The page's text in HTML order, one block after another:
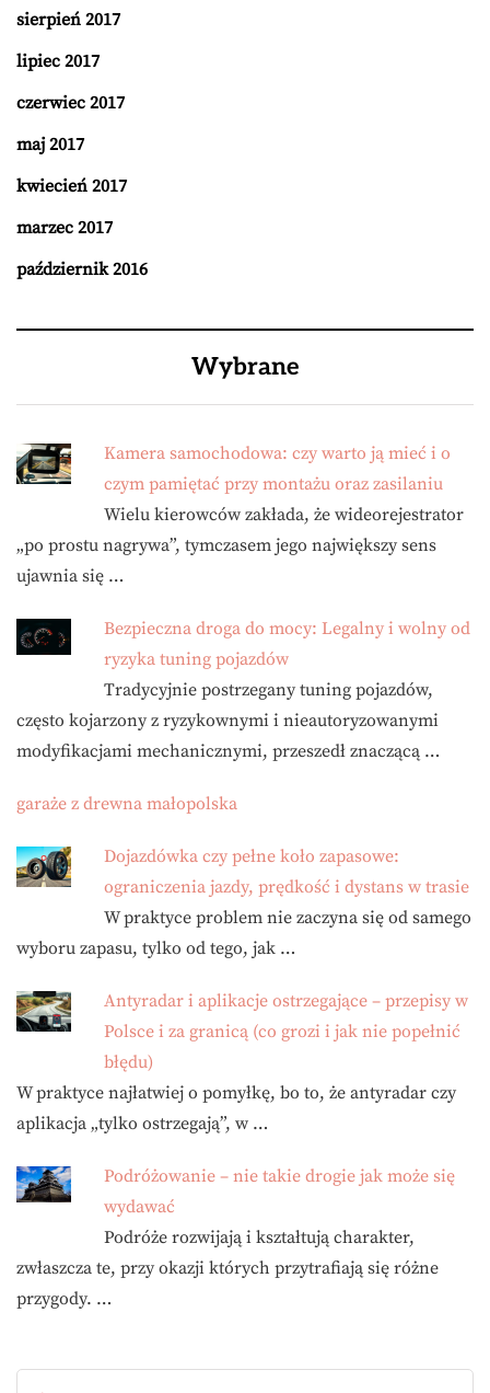
sierpień 2017
lipiec 2017
czerwiec 2017
maj 2017
kwiecień 2017
marzec 2017
październik 2016
Wybrane
Kamera samochodowa: czy warto ją mieć i o
czym pamiętać przy montażu oraz zasilaniu
Wielu kierowców zakłada, że wideorejestrator
„po prostu nagrywa”, tymczasem jego największy sens
ujawnia się …
Bezpieczna droga do mocy: Legalny i wolny od
ryzyka tuning pojazdów
Tradycyjnie postrzegany tuning pojazdów,
często kojarzony z ryzykownymi i nieautoryzowanymi
modyfikacjami mechanicznymi, przeszedł znaczącą …
garaże z drewna małopolska
Dojazdówka czy pełne koło zapasowe:
ograniczenia jazdy, prędkość i dystans w trasie
W praktyce problem nie zaczyna się od samego
wyboru zapasu, tylko od tego, jak …
Antyradar i aplikacje ostrzegające – przepisy w
Polsce i za granicą (co grozi i jak nie popełnić
błędu)
W praktyce najłatwiej o pomyłkę, bo to, że antyradar czy
aplikacja „tylko ostrzegają”, w …
Podróżowanie – nie takie drogie jak może się
wydawać
Podróże rozwijają i kształtują charakter,
zwłaszcza te, przy okazji których przytrafiają się różne
przygody. …